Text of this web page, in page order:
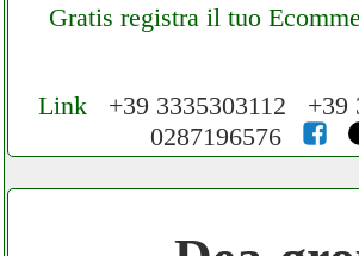
Gratis registra il tuo
Cerchiamo Collaboratori
Network 3.000 € Mese
Link +39 3335303112 +39
0287196576